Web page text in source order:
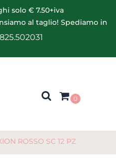
solo € 7.50+iva
al taglio! Spediamo in
0
ROSSO SC 12 PZ